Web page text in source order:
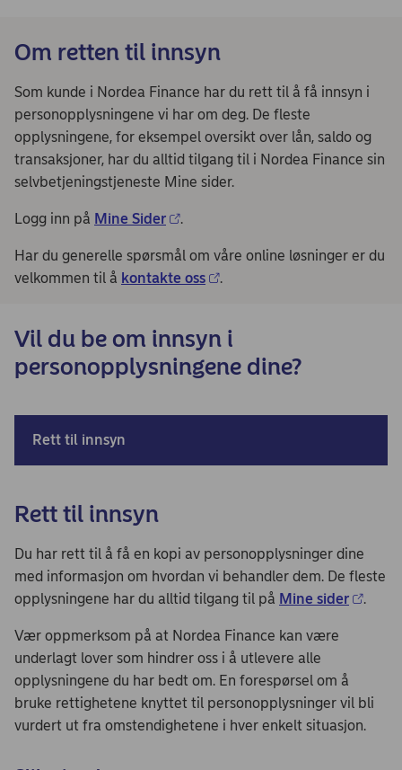
Om retten til innsyn
Som kunde i Nordea Finance har du rett til å få innsyn i
personopplysningene vi har om deg. De fleste
opplysningene, for eksempel oversikt over lån, saldo og
transaksjoner, har du alltid tilgang til i Nordea Finance sin
selvbetjeningstjeneste Mine sider.
Logg inn på Mine Sider .
Har du generelle spørsmål om våre online løsninger er du
velkommen til å kontakte oss .
Vil du be om innsyn i
personopplysningene dine?
Rett til innsyn
Rett til innsyn
Du har rett til å få en kopi av personopplysninger dine
med informasjon om hvordan vi behandler dem. De fleste
opplysningene har du alltid tilgang til på Mine sider .
Vær oppmerksom på at Nordea Finance kan være
underlagt lover som hindrer oss i å utlevere alle
opplysningene du har bedt om. En forespørsel om å
bruke rettighetene knyttet til personopplysninger vil bli
vurdert ut fra omstendighetene i hver enkelt situasjon.